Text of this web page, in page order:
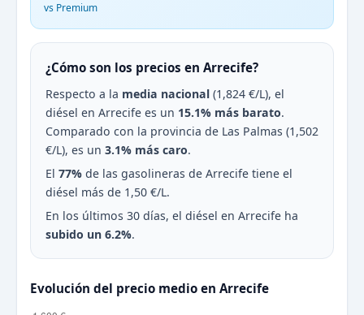
vs Premium
¿Cómo son los precios en Arrecife?
Respecto a la media nacional (1,824 €/L), el
diésel en Arrecife es un 15.1% más barato.
Comparado con la provincia de Las Palmas (1,502
€/L), es un 3.1% más caro.
El 77% de las gasolineras de Arrecife tiene el
diésel más de 1,50 €/L.
En los últimos 30 días, el diésel en Arrecife ha
subido un 6.2%.
Evolución del precio medio en Arrecife